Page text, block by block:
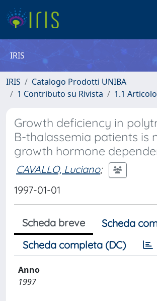
IRIS
IRIS
Catalogo Prodotti UNIBA
1 Contributo su Rivista
1.1
Growth deficiency in
B-thalassemia patients is
growth hormone
CAVALLO, Luciano;
1997-01-01
Scheda breve
Scheda
Scheda completa (DC)
Anno
1997